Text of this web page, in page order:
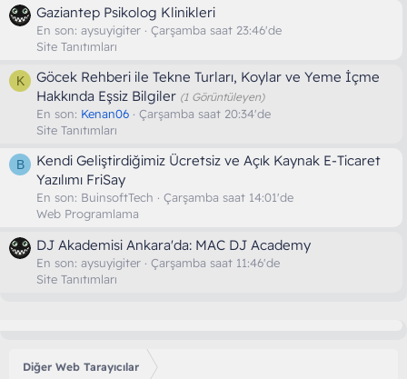
Gaziantep Psikolog Klinikleri
En son: aysuyigiter
Çarşamba saat 23:46'de
Site Tanıtımları
K
Göcek Rehberi ile Tekne Turları, Koylar ve Yeme İçme
Hakkında Eşsiz Bilgiler (1 Görüntüleyen)
En son: Kenan06
Çarşamba saat 20:34'de
Site Tanıtımları
B
Kendi Geliştirdiğimiz Ücretsiz ve Açık Kaynak E-Ticaret
Yazılımı FriSay
En son: BuinsoftTech
Çarşamba saat 14:01'de
Web Programlama
DJ Akademisi Ankara'da: MAC DJ Academy
En son: aysuyigiter
Çarşamba saat 11:46'de
Site Tanıtımları
Diğer Web Tarayıcılar